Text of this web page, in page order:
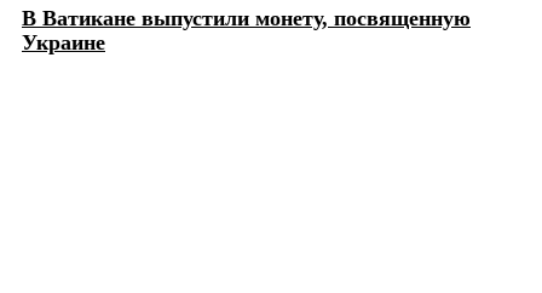
В Ватикане выпустили монету, посвященную
Украине